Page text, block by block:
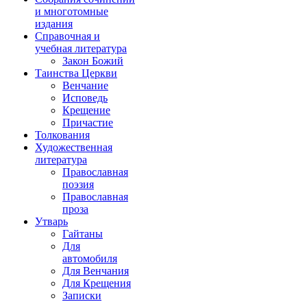
и многотомные
издания
Справочная и
учебная литература
Закон Божий
Таинства Церкви
Венчание
Исповедь
Крещение
Причастие
Толкования
Художественная
литература
Православная
поэзия
Православная
проза
Утварь
Гайтаны
Для
автомобиля
Для Венчания
Для Крещения
Записки